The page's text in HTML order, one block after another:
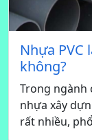
Nhựa PVC
không?
Trong ngành
nhựa xây
rất nhiều,